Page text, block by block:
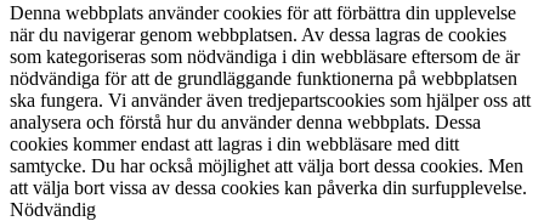
Denna webbplats använder cookies för att förbättra din upplevelse
när du navigerar genom webbplatsen. Av dessa lagras de cookies
som kategoriseras som nödvändiga i din webbläsare eftersom de är
nödvändiga för att de grundläggande funktionerna på webbplatsen
ska fungera. Vi använder även tredjepartscookies som hjälper oss att
analysera och förstå hur du använder denna webbplats. Dessa
cookies kommer endast att lagras i din webbläsare med ditt
samtycke. Du har också möjlighet att välja bort dessa cookies. Men
att välja bort vissa av dessa cookies kan påverka din surfupplevelse.
Nödvändig